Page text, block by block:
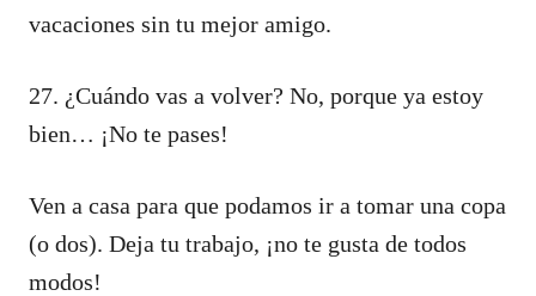
vacaciones sin tu mejor amigo.
27. ¿Cuándo vas a volver? No, porque ya estoy
bien… ¡No te pases!
Ven a casa para que podamos ir a tomar una copa
(o dos). Deja tu trabajo, ¡no te gusta de todos
modos!